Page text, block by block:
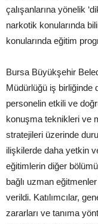
çalışanlarına yönelik
narkotik konularında
konularında eğitim
Bursa Büyükşehir
Müdürlüğü iş birliğinde
personelin etkili ve
konuşma teknikleri ve
stratejileri üzerinde
ilişkilerde daha yetkin
eğitimlerin diğer
bağlı uzman
verildi. Katılımcılar,
zararları ve tanıma